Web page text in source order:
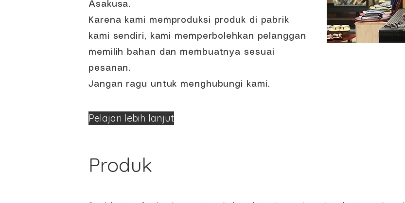
Asakusa.
Karena kami memproduksi produk di pabrik
kami sendiri, kami memperbolehkan pelanggan
memilih bahan dan membuatnya sesuai
pesanan.
Jangan ragu untuk menghubungi kami.
Pelajari lebih lanjut
Produk